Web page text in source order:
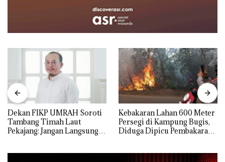
Dekan FIKP UMRAH Soroti
Tambang Timah Laut
Pekajang: Jangan Langsung
Kebakaran Lahan 600 Meter
Persegi di Kampung Bugis,
Diduga Dipicu Pembakaran